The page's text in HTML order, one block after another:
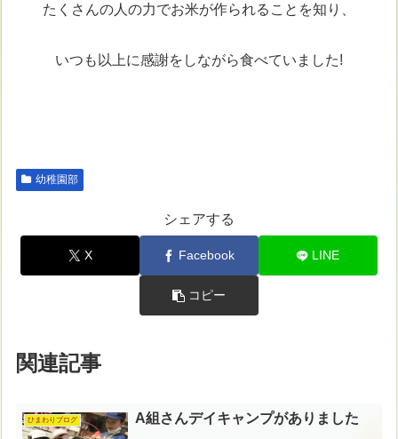
たくさんの人の力でお米が作られることを知り、
いつも以上に感謝をしながら食べていました!
幼稚園部
シェアする
X Facebook LINE
コピー
関連記事
ひまわりブログ A組さんデイキャンプがありました